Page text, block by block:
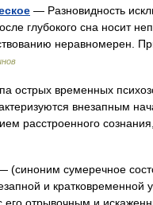
— Разновидность
глубокого сна носит
неравномерен.
острых временных
внезапным
расстроенного
(синоним сумеречное
и кратковременной